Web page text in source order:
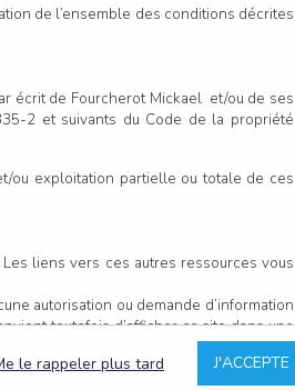
de l’ensemble des conditions décrites
écrit de Fourcherot Mickael et/ou de ses
2 et suivants du Code de la propriété
ou exploitation partielle ou totale de ces
liens vers ces autres ressources vous
autorisation ou demande d’information
toutefois d’afficher ce site dans une
estime non conforme à l’objet du site
J'ACCEPTE
le rappeler plus tard